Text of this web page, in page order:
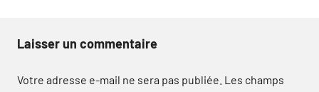
Laisser un commentaire
Votre adresse e-mail ne sera pas publiée. Les champs